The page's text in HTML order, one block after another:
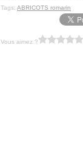
Tags: ABRICOTS romarin
Vous aimez ?